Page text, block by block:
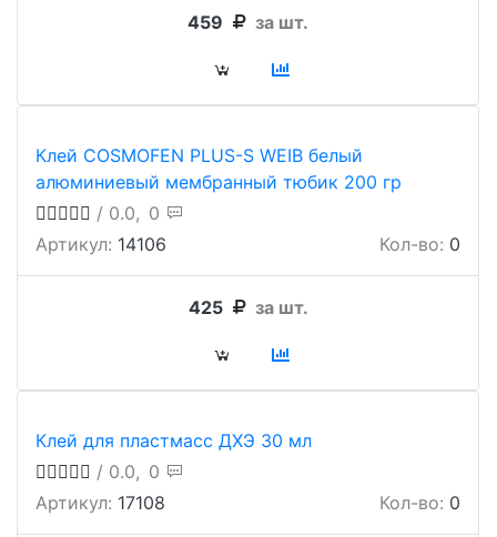
459 за шт.
Клей COSMOFEN PLUS-S WEIB белый
алюминиевый мембранный тюбик 200 гр
/ 0.0, 0
Артикул: 14106 Кол-во: 0
425 за шт.
Клей для пластмасс ДХЭ 30 мл
/ 0.0, 0
Артикул: 17108 Кол-во: 0